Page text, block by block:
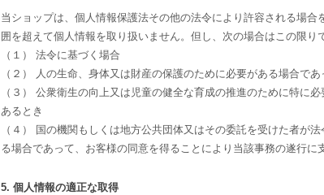
当ショップは、個人情報保護法その他の法令により許容される場
囲を超えて個人情報を取り扱いません。但し、次の場合はこの限り
（１） 法令に基づく場合
（２） 人の生命、身体又は財産の保護のために必要がある場合で
（３） 公衆衛生の向上又は児童の健全な育成の推進のために特に
あるとき
（４） 国の機関もしくは地方公共団体又はその委託を受けた者が
る場合であって、お客様の同意を得ることにより当該事務の遂行に
5. 個人情報の適正な取得